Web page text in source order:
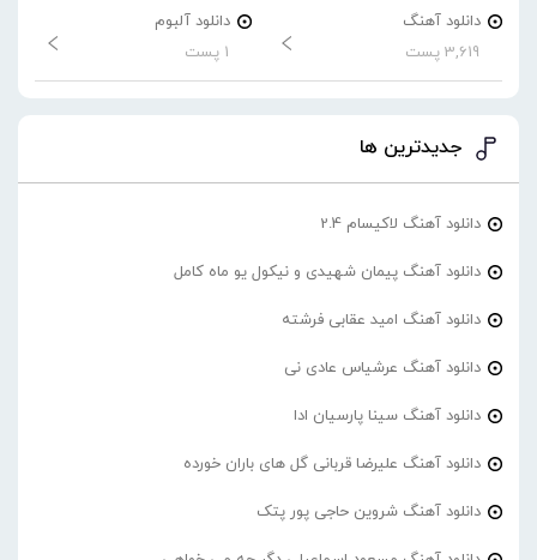
دانلود آهنگ
3,619 پست
دانلود آلبوم
1 پست
جدیدترین ها
دانلود آهنگ لاکیسام 2.4
دانلود آهنگ پیمان شهیدی و نیکول یو ماه کامل
دانلود آهنگ امید عقابی فرشته
دانلود آهنگ عرشیاس عادی نی
دانلود آهنگ سینا پارسیان ادا
دانلود آهنگ علیرضا قربانی گل های باران خورده
دانلود آهنگ شروین حاجی پور پتک